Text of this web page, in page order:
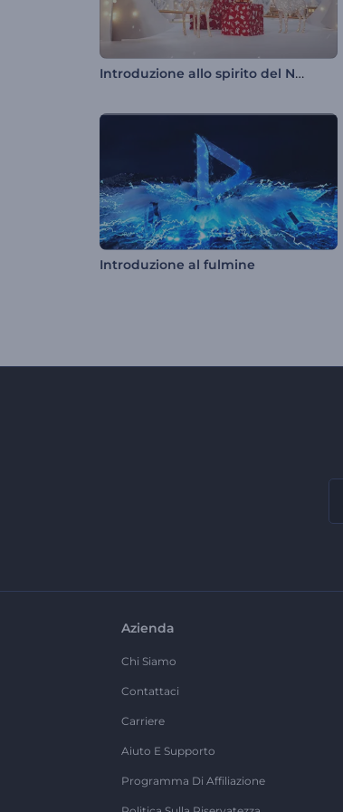
Introduzione allo spirito del Natale
Introduzione al fulmine
Azienda
Chi Siamo
Contattaci
Carriere
Aiuto E Supporto
Programma Di Affiliazione